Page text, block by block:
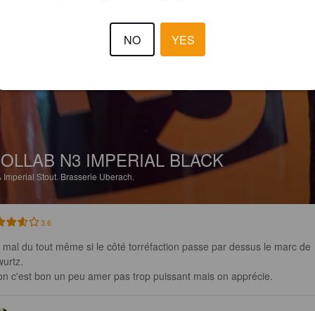
GUILLAUME HIRTZ
N3 IMPERIAL BLACK
Imperial Stout. Brasserie Uberach.
3.6
mal du tout même si le côté torréfaction passe par dessus le marc de
c'est bon un peu amer pas trop puissant mais on apprécie.
NO YES